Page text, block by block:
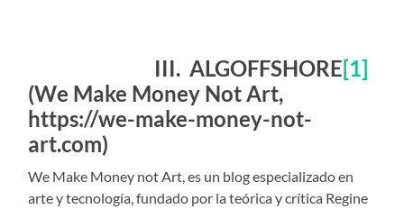
III. ALGOFFSHORE[1]
(We Make Money Not Art,
https://we-make-money-not-
art.com)
We Make Money not Art, es un blog especializado en
arte y tecnología, fundado por la teórica y crítica Regine